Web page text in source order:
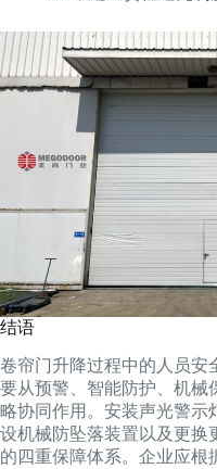
结语
卷帘门升降过程中的人员安
要从预警、智能防护、机械
略协同作用。安装声光警示
设机械防坠落装置以及更换
的四重保障体系。企业应根